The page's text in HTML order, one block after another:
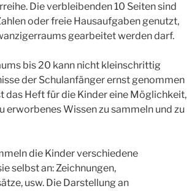
Die verbleibenden 10 Seiten sind
oder freie Hausaufgaben genutzt,
gearbeitet werden darf.
bis 20 kann nicht kleinschrittig
der Schulanfänger ernst genommen
das Heft für die Kinder eine Möglichkeit,
erworbenes Wissen zu sammeln und zu
die Kinder verschiedene
selbst an: Zeichnungen,
usw. Die Darstellung an